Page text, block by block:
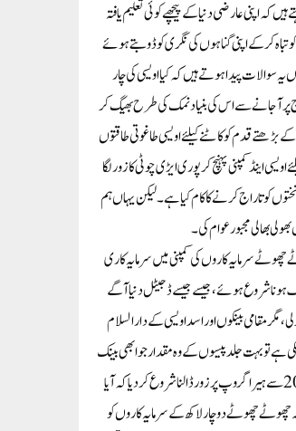
اپنی عارضی دنیا کے پیچھے کوئی تعلیم یافتہ
کرکے اپنی گناہوں کی نگری کو ڈوبتے ہوئے
سوالات پیدا ہوتے ہیں کہ کیا اویسی کی چار
پر آجانے سے اس کی بنیاد نمک کی طرح بھیگ کر
بڑھتے قدم کو کاٹنے کیلئے اویسی طاغوتی طاقتوں
اینڈ کمپنی پہنچ کر پوری ایڑی چوٹی کا زور لگا
کو تاراج کرنے کا کام کیا ہے۔ لیکن یہاں ہم
بھالی مجبور عوام کی۔
سرمایہ کاروں کی کمپنی میں سرمایہ کاری
شروع ہوئے، جیسے جیسے ڈجیٹل دنیا آگے
سے شروع ہوئی کمپنی نے 2008 تک کافی مقبولیت حاصل کر لی، مگر مقامی بینکوں اور اسد اویسی کے دارالسلام
ہے تو بہت جلد پیسوں کے وہ مقدار جو ابھی بینک
کے خزانے میں موجود ہیں کم ہو جائیں گے۔ اس خدشے کا اثر اسد اویسی نے اپنے بینک دارالسلام پر کچھ زیادہ ہی محسوس کر لیا، اور 2008 سے ہیرا گروپ پر زور ڈالنا شروع کردیا کہ آیا
چھوٹے چھوٹے دو چار لاکھ کے سرمایہ کاروں کو